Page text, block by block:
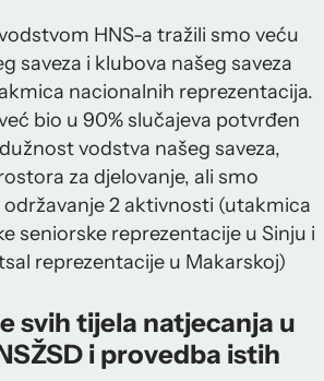
HNS-a tražili smo veću
saveza i klubova našeg saveza
nacionalnih reprezentacija.
bio u 90% slučajeva potvrđen
vodstva našeg saveza,
za djelovanje, ali smo
2 aktivnosti (utakmica
seniorske reprezentacije u Sinju i
reprezentacije u Makarskoj)
svih tijela natjecanja u
i provedba istih